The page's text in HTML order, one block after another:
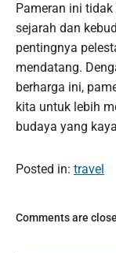
Pameran ini
sejarah dan
pentingnya
mendatang.
berharga ini,
kita untuk lebih
budaya yang
Posted in: travel
Comments are